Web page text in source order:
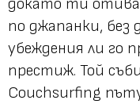
по джапанки, без
убеждения ли го
престиж. Той
Couchsurfing